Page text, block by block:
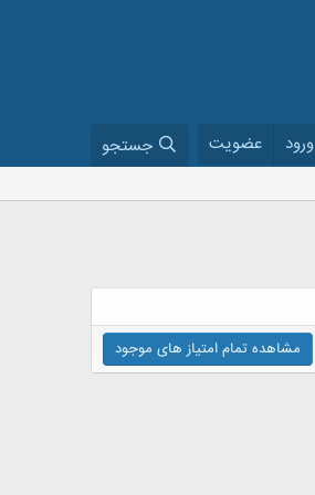
ورود عضویت جستجو
مشاهده تمام امتیاز های موجود